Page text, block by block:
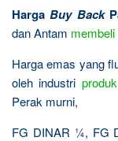
HargaBuy Back
dan Antam membeli
Harga emas yang
oleh industri produk
Perak murni,
FG DINAR ¼, FG